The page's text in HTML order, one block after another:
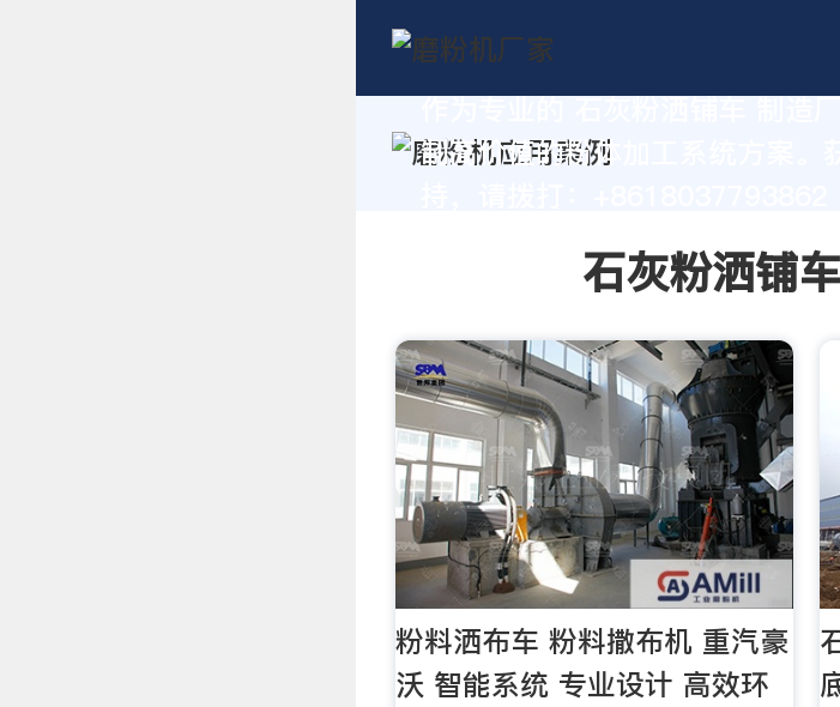
制高价值的粉体加工系统方案。
石灰粉洒铺
粉料洒布车 粉料撒布机 重汽豪
沃 智能系统 专业设计 高效环